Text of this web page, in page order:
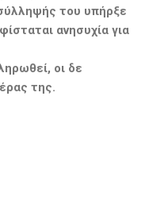
του υπήρξε
ανησυχία για
οι δε
της.